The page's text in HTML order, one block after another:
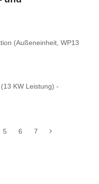
(Außeneinheit, WP13
KW Leistung) -
5 6 7